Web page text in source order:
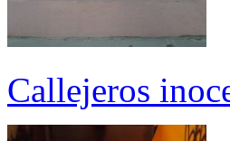
Callejeros